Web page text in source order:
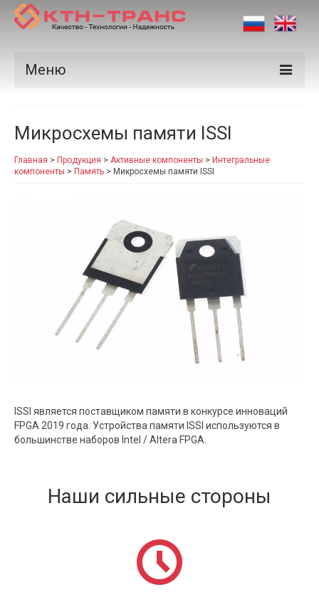
Меню
Производители
Рынки
Микросхемы памяти ISSI
Главная > Продукция > Активные компоненты > Интегральные
компоненты > Память > Микросхемы памяти ISSI
ISSI является поставщиком памяти в конкурсе инноваций
FPGA 2019 года. Устройства памяти ISSI используются в
большинстве наборов Intel / Altera FPGA.
Наши сильные стороны